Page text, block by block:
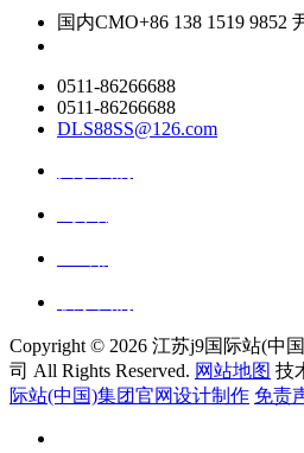
国内CMO+86 138 1519 9852
0511-86266688
0511-86266688
DLS88SS@126.com
Copyright © 2026 江苏j9国际站(中
司 All Rights Reserved. 网站地图 技
际站(中国)集团官网设计制作 免责